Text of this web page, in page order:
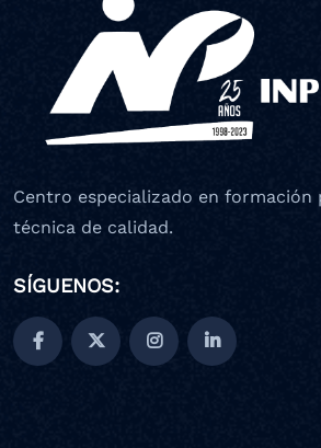
Centro especializado en formación
técnica de calidad.
SÍGUENOS: